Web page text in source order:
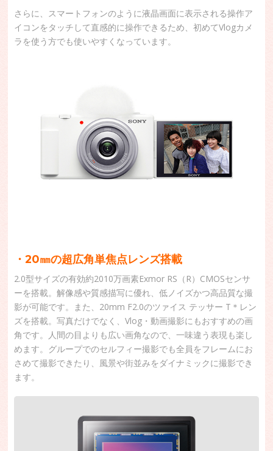
さらに、スマートフォンのように液晶画面に表示される操作ア
イコンをタッチして直感的に操作できるため、初めてVlogカメ
ラを使う方でも使いやすくなっています。
・20㎜の超広角単焦点レンズ搭載
2.0型サイズの有効約2010万画素Exmor RS（R）CMOSセンサ
ーを搭載。解像感や質感描写に優れ、低ノイズかつ高品質な撮
影が可能です。また、20mm F2.0のツァイス テッサー T＊レン
ズを搭載。写真だけでなく、Vlog・動画撮影にもおすすめの画
角です。人間の目よりも広い画角なので、一味違う表現も楽し
めます。グループでのセルフィー撮影でも全員をフレームにお
さめて撮影できたり、風景や街並みをダイナミックに撮影でき
ます。